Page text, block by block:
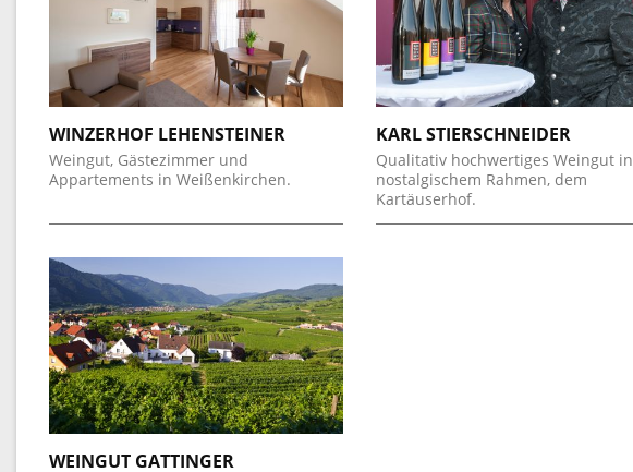
WINZERHOF LEHENSTEINER
Weingut, Gästezimmer und
Appartements in Weißenkirchen.
KARL STIERSCHNEIDER
Qualitativ hochwertiges Weingut in
nostalgischem Rahmen, dem
Kartäuserhof.
WEINGUT GATTINGER